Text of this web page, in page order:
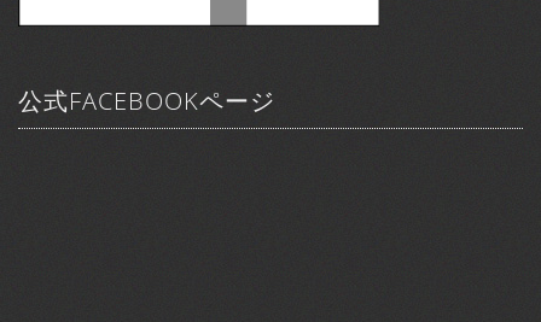
公式FACEBOOKページ